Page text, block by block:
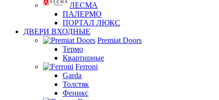
ЛЕСМА
ПАЛЕРМО
ПОРТАЛ ЛЮКС
ДВЕРИ ВХОДНЫЕ
Premiat Doors
Термо
Квартирные
Ferroni
Garda
Толстяк
Феникс